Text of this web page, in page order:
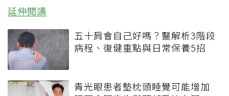
延伸閱讀
五十肩會自己好嗎？醫解析3階段
病程、復健重點與日常保養5招
青光眼患者墊枕頭睡覺可能增加